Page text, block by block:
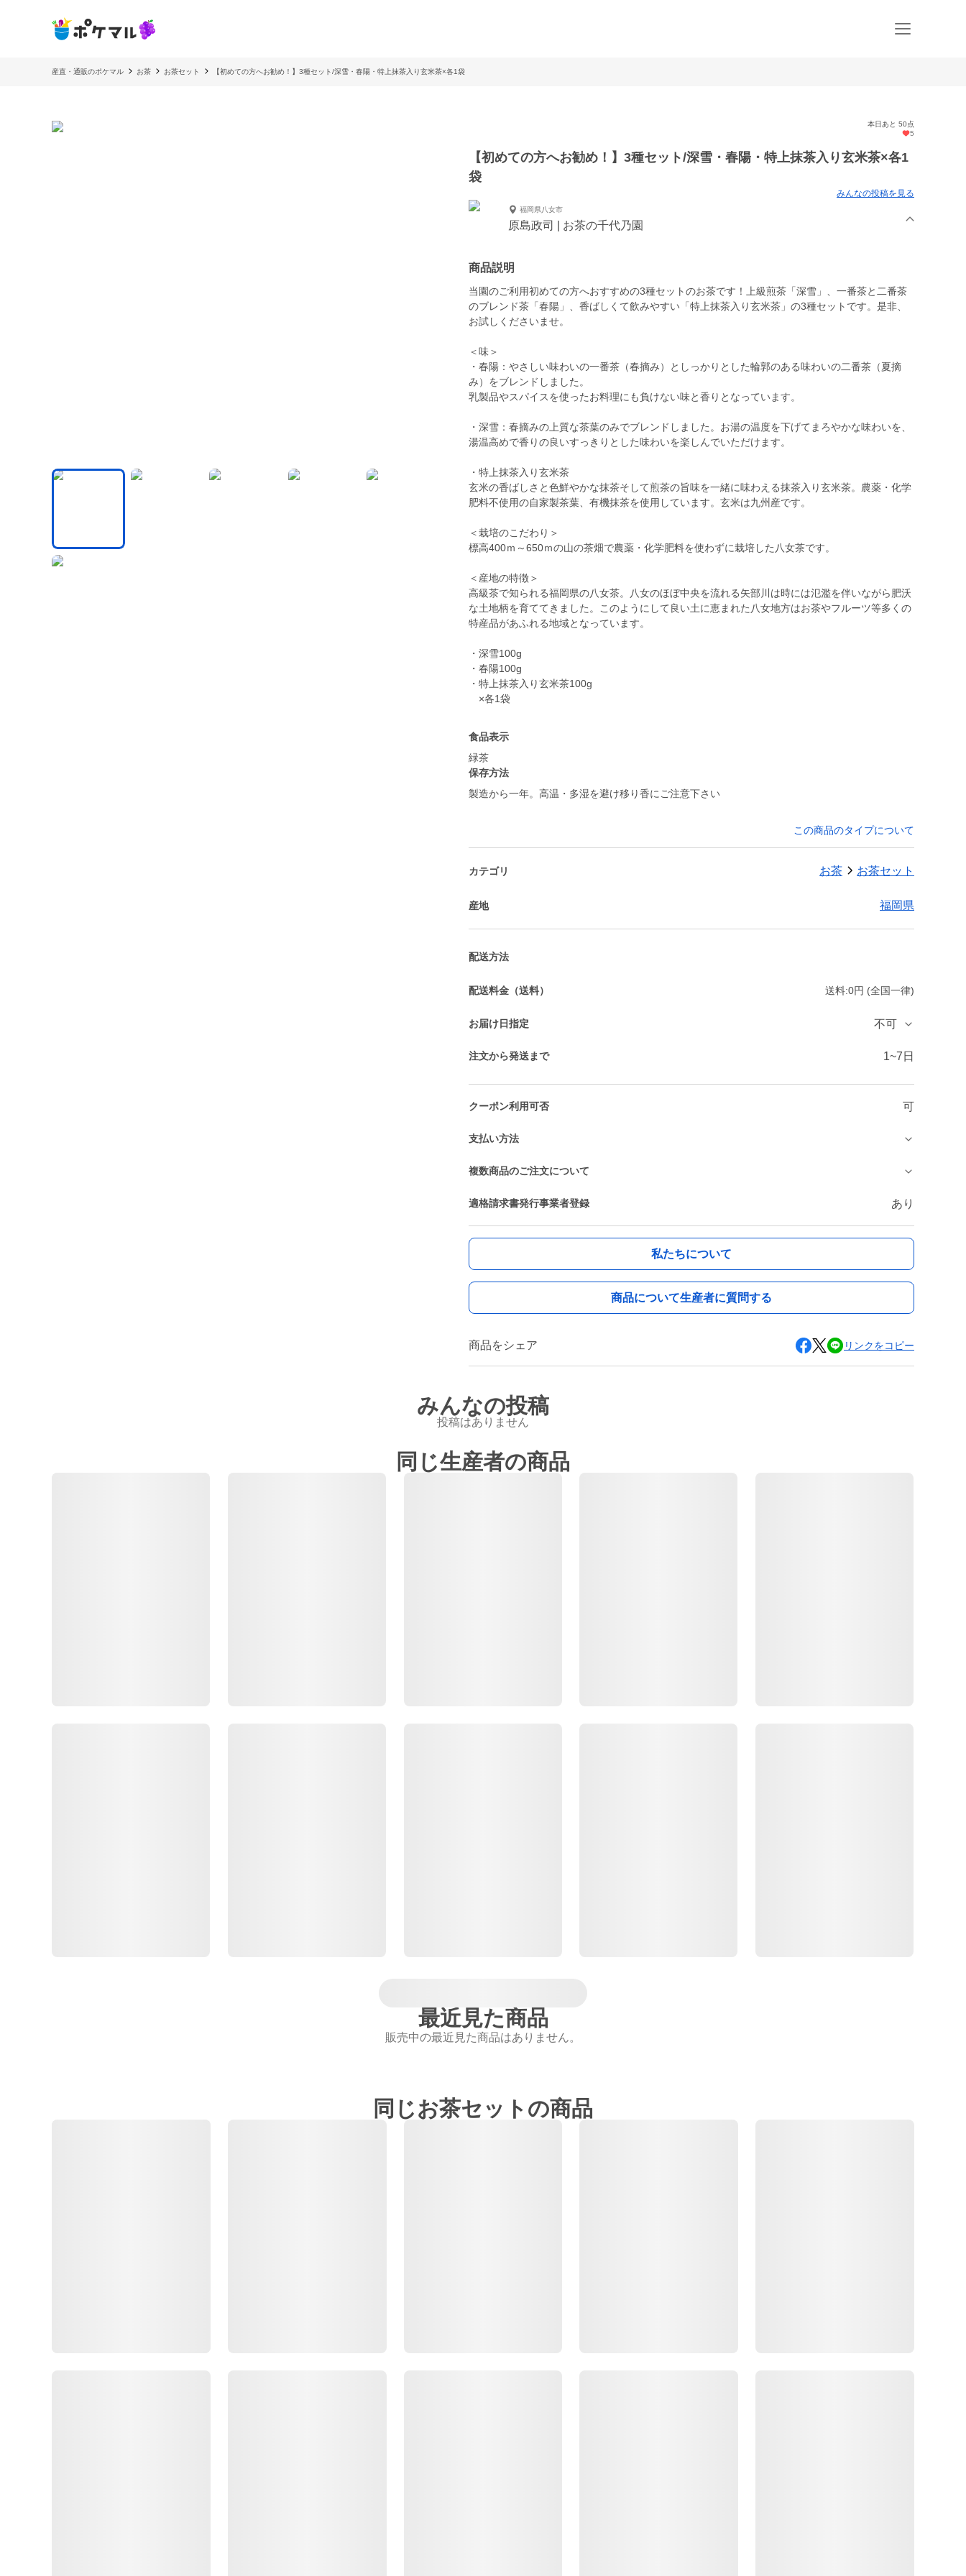
産直・通販のポケマル お茶 お茶セット 【初めての方へお勧め！】3種セット/深雪・春陽・特上抹茶入り玄米茶×各1袋
本日あと 50点
5
【初めての方へお勧め！】3種セット/深雪・春陽・特上抹茶入り玄米茶×各1
袋
みんなの投稿を見る
福岡県八女市
原島政司 | お茶の千代乃園
商品説明
当園のご利用初めての方へおすすめの3種セットのお茶です！上級煎茶「深雪」、一番茶と二番茶
のブレンド茶「春陽」、香ばしくて飲みやすい「特上抹茶入り玄米茶」の3種セットです。是非、
お試しくださいませ。
＜味＞
・春陽：やさしい味わいの一番茶（春摘み）としっかりとした輪郭のある味わいの二番茶（夏摘
み）をブレンドしました。
乳製品やスパイスを使ったお料理にも負けない味と香りとなっています。
・深雪：春摘みの上質な茶葉のみでブレンドしました。お湯の温度を下げてまろやかな味わいを、
湯温高めで香りの良いすっきりとした味わいを楽しんでいただけます。
・特上抹茶入り玄米茶
玄米の香ばしさと色鮮やかな抹茶そして煎茶の旨味を一緒に味わえる抹茶入り玄米茶。農薬・化学
肥料不使用の自家製茶葉、有機抹茶を使用しています。玄米は九州産です。
＜栽培のこだわり＞
標高400ｍ～650ｍの山の茶畑で農薬・化学肥料を使わずに栽培した八女茶です。
＜産地の特徴＞
高級茶で知られる福岡県の八女茶。八女のほぼ中央を流れる矢部川は時には氾濫を伴いながら肥沃
な土地柄を育ててきました。このようにして良い土に恵まれた八女地方はお茶やフルーツ等多くの
特産品があふれる地域となっています。
・深雪100g
・春陽100g
・特上抹茶入り玄米茶100g
×各1袋
食品表示
緑茶
保存方法
製造から一年。高温・多湿を避け移り香にご注意下さい
この商品のタイプについて
カテゴリ お茶 お茶セット
産地 福岡県
配送方法
配送料金（送料） 送料:0円 (全国一律)
お届け日指定 不可
注文から発送まで 1~7日
クーポン利用可否 可
支払い方法
複数商品のご注文について
適格請求書発行事業者登録 あり
私たちについて
商品について生産者に質問する
商品をシェア リンクをコピー
みんなの投稿
投稿はありません
同じ生産者の商品
最近見た商品
販売中の最近見た商品はありません。
同じお茶セットの商品